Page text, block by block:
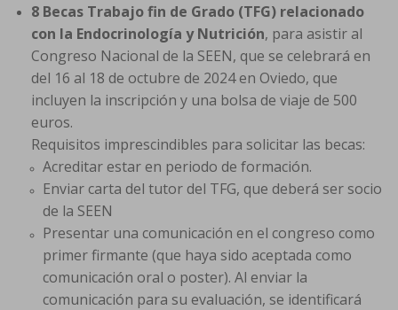
8 Becas Trabajo fin de Grado (TFG) relacionado
con la Endocrinología y Nutrición, para asistir al
Congreso Nacional de la SEEN, que se celebrará en
del 16 al 18 de octubre de 2024 en Oviedo, que
incluyen la inscripción y una bolsa de viaje de 500
euros.
Requisitos imprescindibles para solicitar las becas:
Acreditar estar en periodo de formación.
Enviar carta del tutor del TFG, que deberá ser socio
de la SEEN
Presentar una comunicación en el congreso como
primer firmante (que haya sido aceptada como
comunicación oral o poster). Al enviar la
comunicación para su evaluación, se identificará